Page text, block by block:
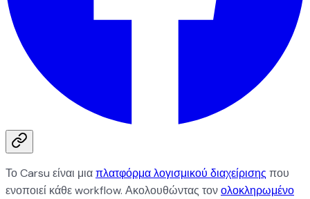
Το Carsu είναι μιαπλατφόρμα λογισμικού διαχείρισης που
ενοποιεί κάθε workflow. Ακολουθώντας τονολοκληρωμένο